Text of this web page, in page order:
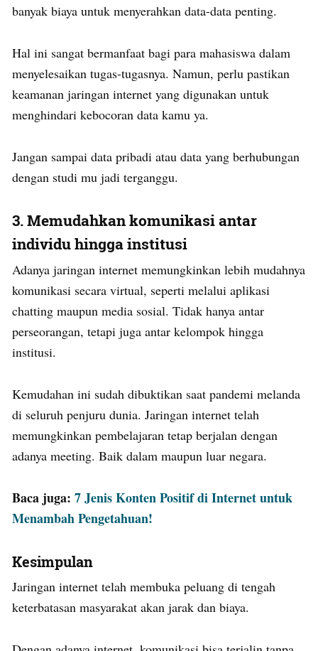
banyak biaya untuk menyerahkan data-data penting.
Hal ini sangat bermanfaat bagi para mahasiswa dalam
menyelesaikan tugas-tugasnya. Namun, perlu pastikan
keamanan jaringan internet yang digunakan untuk
menghindari kebocoran data kamu ya.
Jangan sampai data pribadi atau data yang berhubungan
dengan studi mu jadi terganggu.
3.Memudahkan komunikasi antar
individu hingga institusi
Adanya jaringan internet memungkinkan lebih mudahnya
komunikasi secara virtual, seperti melalui aplikasi
chatting maupun media sosial. Tidak hanya antar
perseorangan, tetapi juga antar kelompok hingga
institusi.
Kemudahan ini sudah dibuktikan saat pandemi melanda
di seluruh penjuru dunia. Jaringan internet telah
memungkinkan pembelajaran tetap berjalan dengan
adanya meeting. Baik dalam maupun luar negara.
Baca juga: 7 Jenis Konten Positif di Internet untuk
Menambah Pengetahuan!
Kesimpulan
Jaringan internet telah membuka peluang di tengah
keterbatasan masyarakat akan jarak dan biaya.